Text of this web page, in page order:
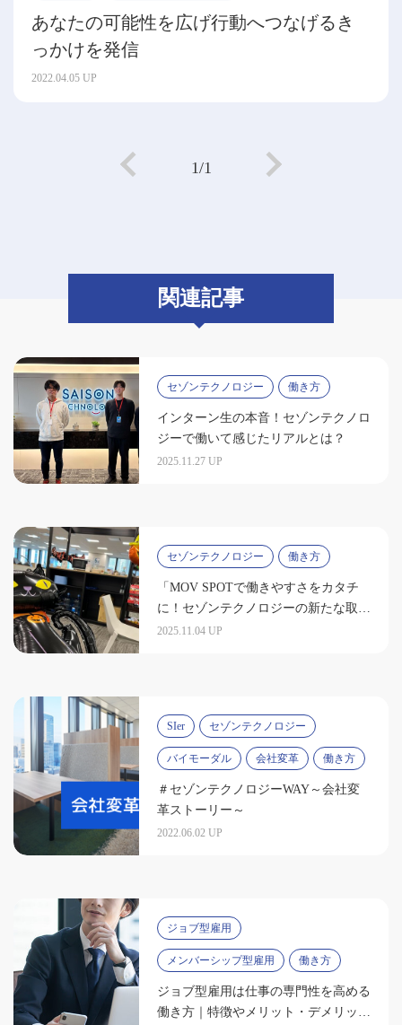
あなたの可能性を広げ行動へつなげるき
っかけを発信
2022.04.05 UP
1/1
関連記事
セゾンテクノロジー 働き方
インターン生の本音！セゾンテクノロ
ジーで働いて感じたリアルとは？
2025.11.27 UP
セゾンテクノロジー 働き方
「MOV SPOTで働きやすさをカタチ
に！セゾンテクノロジーの新たな取り
組み」
2025.11.04 UP
SIer セゾンテクノロジー
バイモーダル 会社変革 働き方
＃セゾンテクノロジーWAY～会社変
革ストーリー～
2022.06.02 UP
ジョブ型雇用
メンバーシップ型雇用 働き方
ジョブ型雇用は仕事の専門性を高める
働き方｜特徴やメリット・デメリット